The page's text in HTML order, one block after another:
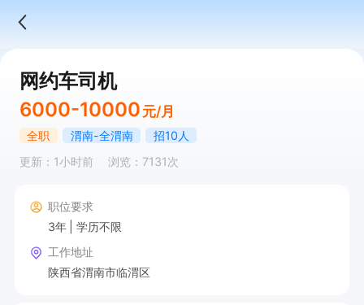
网约车司机
6000-10000 元/月
全职 渭南-全渭南
招10人
更新：1小时前
浏览：7131次
职位要求
3年
学历不限
工作地址
陕西省渭南市临渭区